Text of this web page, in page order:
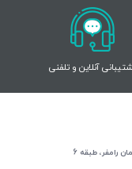
آنلاین و تلفنی
رامفر، طبقه 6